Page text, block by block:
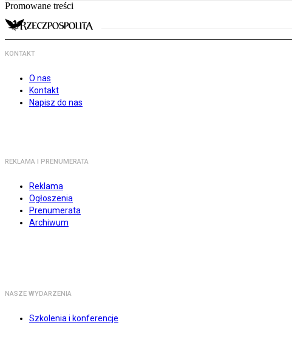
Promowane treści
KONTAKT
O nas
Kontakt
Napisz do nas
REKLAMA I PRENUMERATA
Reklama
Ogłoszenia
Prenumerata
Archiwum
NASZE WYDARZENIA
Szkolenia i konferencje